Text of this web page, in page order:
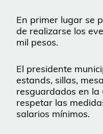
En primer lugar se
de realizarse los
mil pesos.
El presidente
estands, sillas,
resguardados en la
respetar las
salarios mínimos.